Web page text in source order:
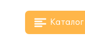
Каталог